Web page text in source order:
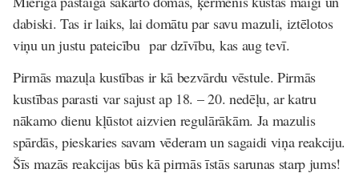
dabiski. Tas ir laiks, lai domātu par savu mazuli, iztēlotos
viņu un justu pateicību par dzīvību, kas aug tevī.
Pirmās mazuļa kustības ir kā bezvārdu vēstule. Pirmās
kustības parasti var sajust ap 18. – 20. nedēļu, ar katru
nākamo dienu kļūstot aizvien regulārākām. Ja mazulis
spārdās, pieskaries savam vēderam un sagaidi viņa reakciju.
Šīs mazās reakcijas būs kā pirmās īstās sarunas starp jums!